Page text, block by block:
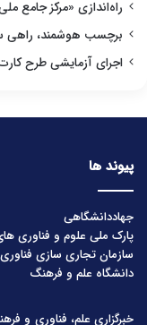
راه‌اندازی «مرکز جامع
برچسب هوشمند، راهی
اجرای آزمایشی طرح
پیوند ها
جهاددانشگاهی
پارک ملی علوم و فناوری
سازمان تجاری سازی
دانشگاه علم و فرهنگ
خبرگزاری علم، فناوری و